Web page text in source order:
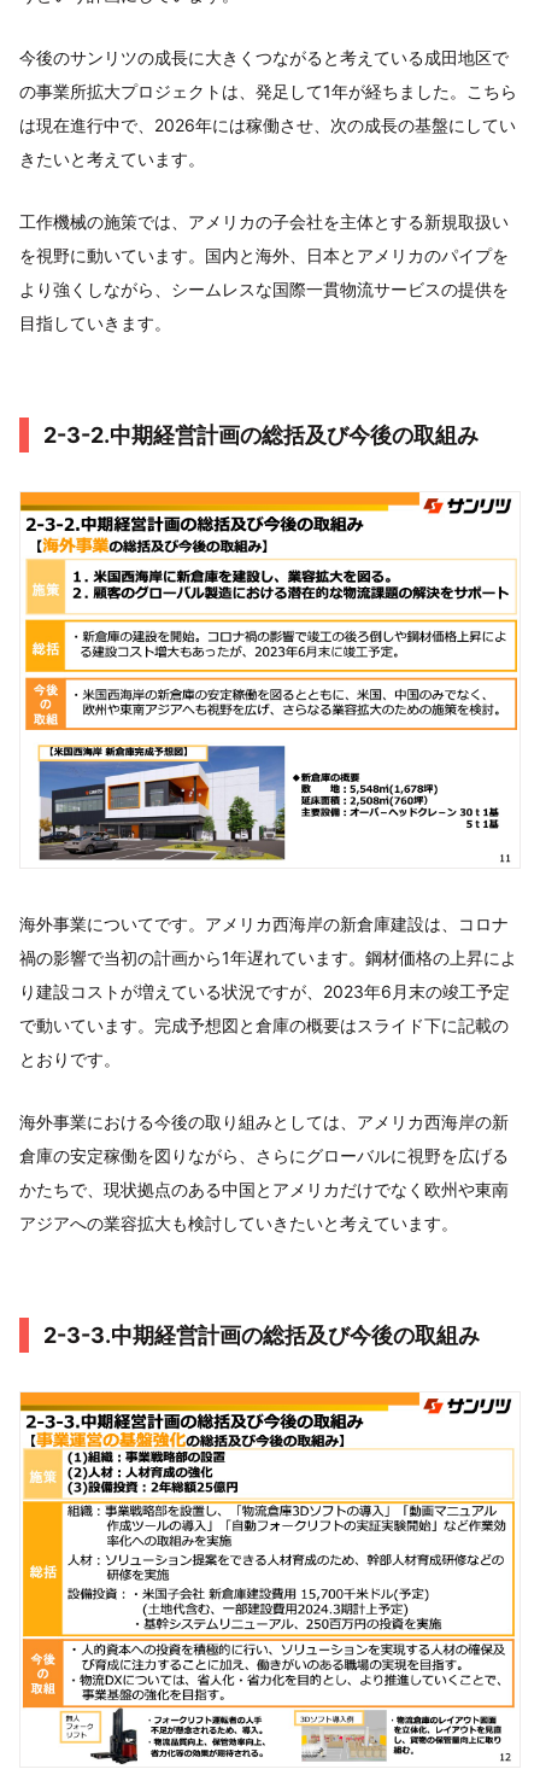
今後のサンリツの成長に大きくつながると考えている成田地区で
の事業所拡大プロジェクトは、発足して1年が経ちました。こちら
は現在進行中で、2026年には稼働させ、次の成長の基盤にしてい
きたいと考えています。
工作機械の施策では、アメリカの子会社を主体とする新規取扱い
を視野に動いています。国内と海外、日本とアメリカのパイプを
より強くしながら、シームレスな国際一貫物流サービスの提供を
目指していきます。
2-3-2.中期経営計画の総括及び今後の取組み
海外事業についてです。アメリカ西海岸の新倉庫建設は、コロナ
禍の影響で当初の計画から1年遅れています。鋼材価格の上昇によ
り建設コストが増えている状況ですが、2023年6月末の竣工予定
で動いています。完成予想図と倉庫の概要はスライド下に記載の
とおりです。
海外事業における今後の取り組みとしては、アメリカ西海岸の新
倉庫の安定稼働を図りながら、さらにグローバルに視野を広げる
かたちで、現状拠点のある中国とアメリカだけでなく欧州や東南
アジアへの業容拡大も検討していきたいと考えています。
2-3-3.中期経営計画の総括及び今後の取組み